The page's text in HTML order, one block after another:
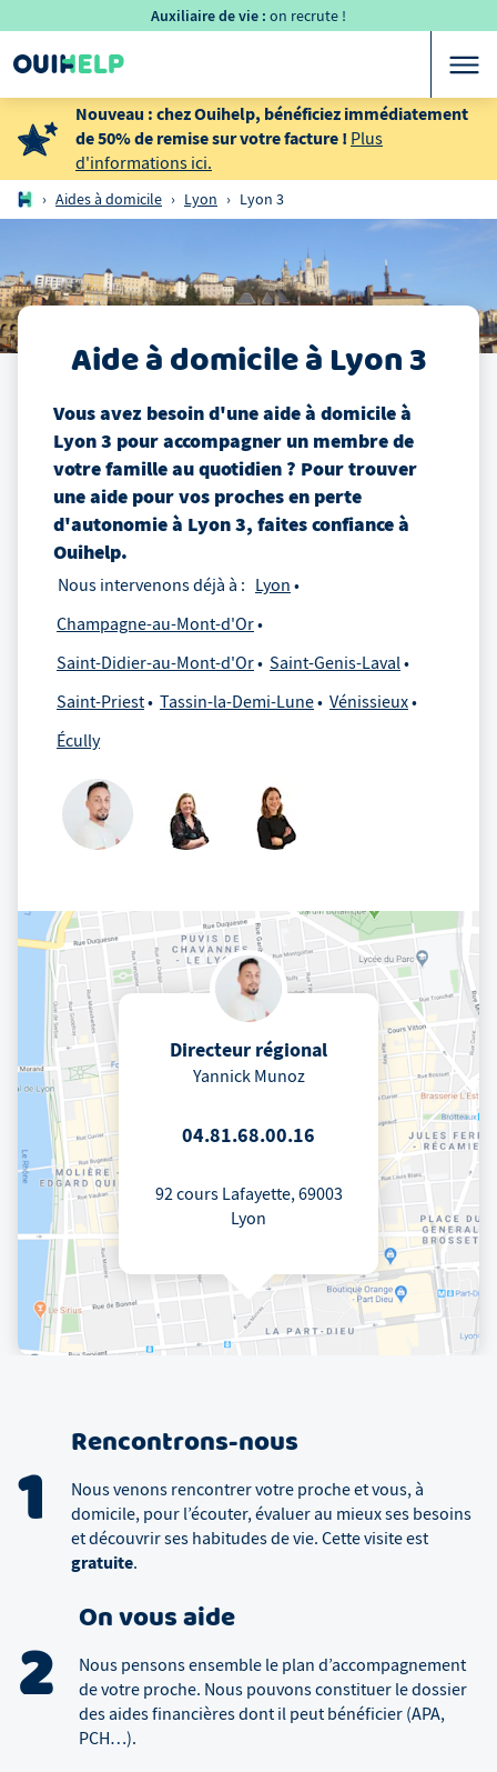
Auxiliaire de vie : on recrute !
Nouveau : chez Ouihelp, bénéficiez immédiatement
de 50% de remise sur votre facture ! Plus
d'informations ici.
› Aides à domicile › Lyon › Lyon 3
Aide à domicileàLyon 3
Vous avez besoin d'une aide à domicileà
Lyon 3 pour accompagner un membre de
votre famille au quotidien ? Pour trouver
une aide pour vos proches en perte
d'autonomieà Lyon 3, faites confiance à
Ouihelp.
Nous intervenons déjà à : Lyon
Champagne-au-Mont-d'Or
Saint-Didier-au-Mont-d'Or
Saint-Genis-Laval
Saint-Priest
Tassin-la-Demi-Lune
Vénissieux
Écully
Directeur régional
Yannick Munoz
04.81.68.00.16
92 cours Lafayette, 69003
Lyon
1
Rencontrons-nous
Nous venons rencontrer votre proche et vous, à
domicile, pour l’écouter, évaluer au mieux ses besoins
et découvrir ses habitudes de vie. Cette visite est
gratuite.
2
On vous aide
Nous pensons ensemble le plan d’accompagnement
de votre proche. Nous pouvons constituer le dossier
des aides financières dont il peut bénéficier (APA,
PCH…).